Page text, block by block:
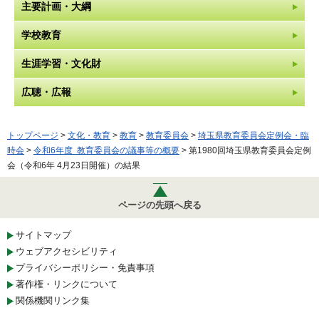
主要計画・大綱
学校教育
生涯学習・文化財
広聴・広報
トップページ > 文化・教育 > 教育 > 教育委員会 > 埼玉県教育委員会定例会・臨
時会 > 令和6年度 教育委員会の議事等の概要 > 第1980回埼玉県教育委員会定例
会（令和6年 4月23日開催）の結果
ページの先頭へ戻る
サイトマップ
ウェブアクセシビリティ
プライバシーポリシー・免責事項
著作権・リンクについて
関係機関リンク集